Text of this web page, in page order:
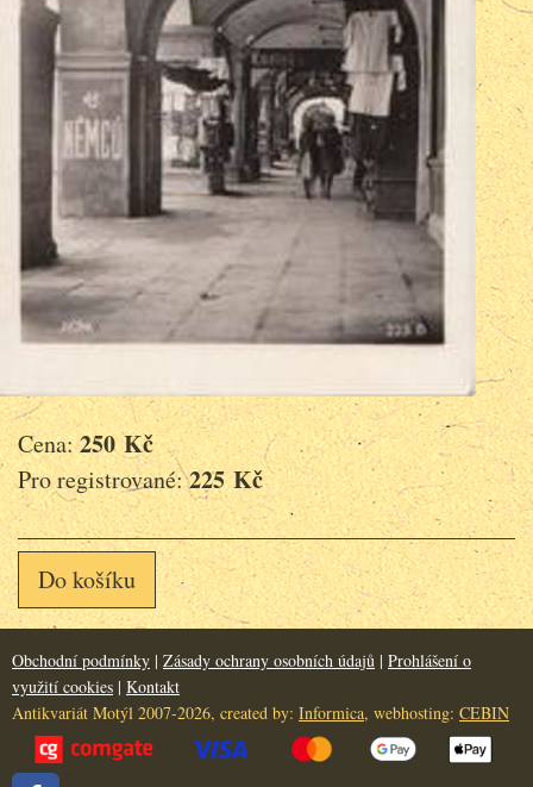
Cena:250 Kč
Pro registrované:225 Kč
Do košíku
Obchodní podmínky | Zásady ochrany osobních údajů | Prohlášení o
využití cookies | Kontakt
Antikvariát Motýl 2007-2026, created by: Informica, webhosting: CEBIN